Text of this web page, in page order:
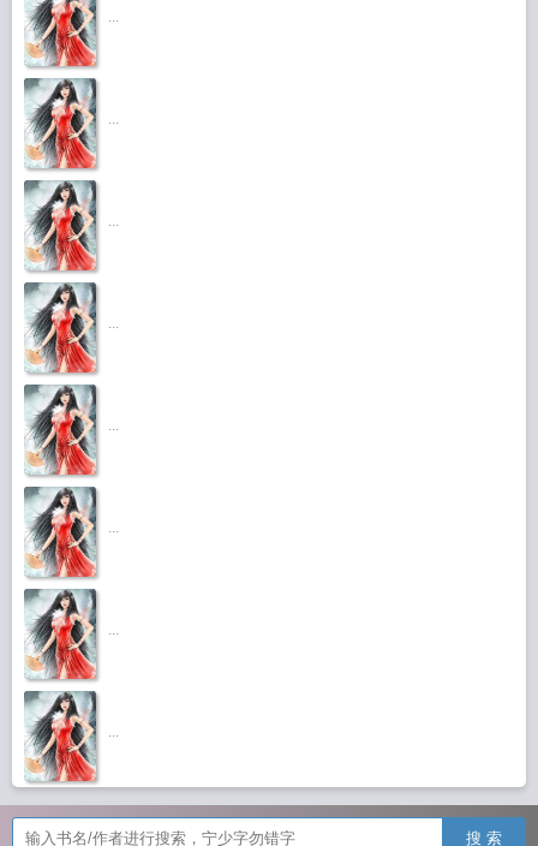
...
...
...
...
...
...
...
...
搜 索